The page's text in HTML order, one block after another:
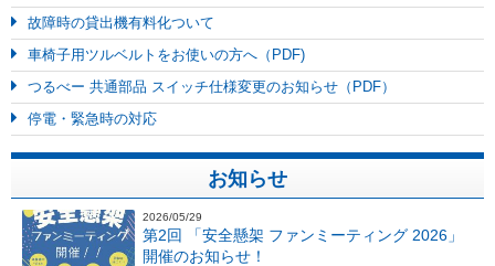
故障時の貸出機有料化ついて
車椅子用ツルベルトをお使いの方へ（PDF)
つるべー 共通部品 スイッチ仕様変更のお知らせ（PDF）
停電・緊急時の対応
お知らせ
2026/05/29
第2回 「安全懸架 ファンミーティング 2026」
開催のお知らせ！